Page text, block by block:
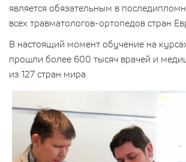
является обязательным в
всех травматологов-ортопедов стран
В настоящий момент обучение на
прошли более 600 тысяч врачей и
из 127 стран мира.